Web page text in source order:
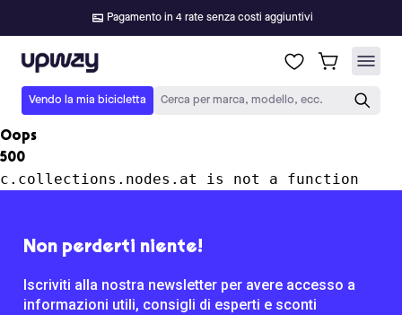
Pagamento in 4 rate senza costi aggiuntivi
Upway
Vendo la mia bicicletta Cerca per marca, modello, ecc.
Oops
500
c.collections.nodes.at is not a function
Non perderti niente!
Iscriviti alla nostra newsletter per avere accesso a
informazioni utili, consigli di esperti e sconti